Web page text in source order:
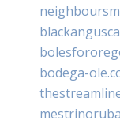
bodega-